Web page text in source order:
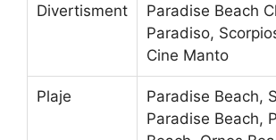
Divertisment
Paradise Beach
Paradiso,
Cine Manto
Plaje
Paradise Beach,
Paradise Beach,